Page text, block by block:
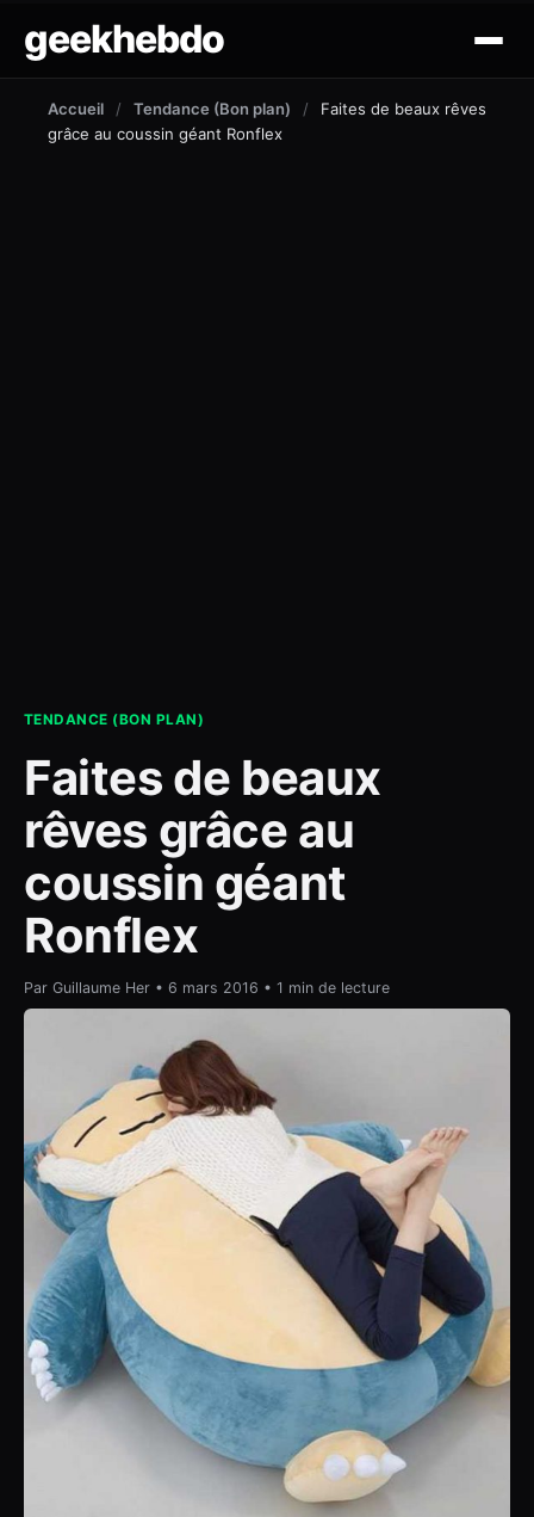
geekhebdo
actus
Accueil / Tendance (Bon plan) /
Faites de beaux rêves
grâce au coussin géant Ronflex
TENDANCE (BON PLAN)
Faites de beaux
rêves grâce au
coussin géant
Ronflex
Par Guillaume Her • 6 mars 2016 • 1 min de lecture